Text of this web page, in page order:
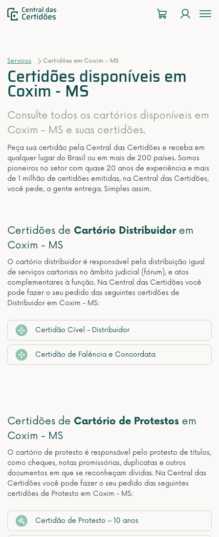
Serviços Certidões em Coxim - MS
Certidões disponíveis em
Coxim - MS
Consulte todos os cartórios disponíveis em
Coxim - MS e suas certidões.
Peça sua certidão pela Central das Certidões e receba em
qualquer lugar do Brasil ou em mais de 200 países. Somos
pioneiros no setor com quase 20 anos de experiência e mais
de 1 milhão de certidões emitidas, na Central das Certidões,
você pede, a gente entrega. Simples assim.
Certidões de Cartório Distribuidorem
Coxim - MS
O cartório distribuidor é responsável pela distribuição igual
de serviços cartoriais no âmbito judicial (fórum), e atos
complementares à função. Na Central das Certidões você
pode fazer o seu pedido das seguintes certidões de
Distribuidor em Coxim - MS:
Certidão Cível - Distribuidor
Certidão de Falência e Concordata
Certidões de Cartório de Protestos em
Coxim - MS
O cartório de protesto é responsável pelo protesto de títulos,
como cheques, notas promissórias, duplicatas e outros
documentos em que se reconheçam dívidas. Na Central das
Certidões você pode fazer o seu pedido das seguintes
certidões de Protesto em Coxim - MS:
Certidão de Protesto – 10 anos